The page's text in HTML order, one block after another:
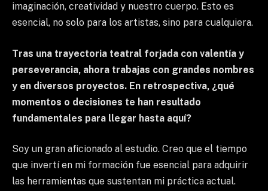
imaginación, creatividad y nuestro cuerpo. Esto es
esencial, no solo para los artistas, sino para cualquiera.
Tras una trayectoria teatral forjada con valentía y
perseverancia, ahora trabajas con grandes nombres
y en diversos proyectos. En retrospectiva, ¿qué
momentos o decisiones te han resultado
fundamentales para llegar hasta aquí?
Soy un gran aficionado al estudio. Creo que el tiempo
que invertí en mi formación fue esencial para adquirir
las herramientas que sustentan mi práctica actual.